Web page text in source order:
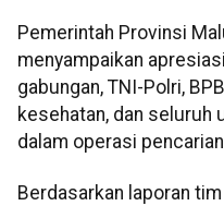
Pemerintah Provinsi
menyampaikan
gabungan, TNI-Polri,
kesehatan, dan seluruh
dalam operasi
Berdasarkan laporan